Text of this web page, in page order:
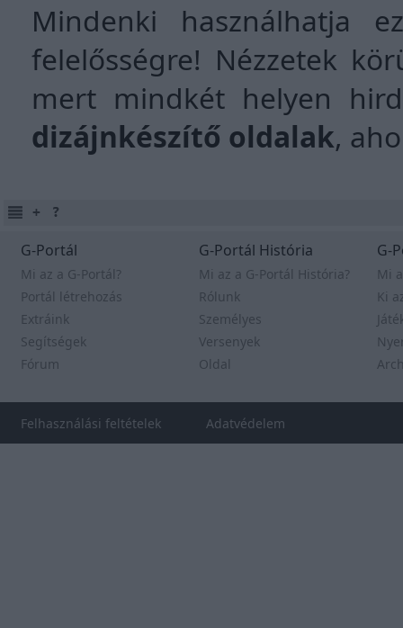
Mindenki használhatja
felelősségre! Nézzetek
mert mindkét helyen
dizájnkészítő oldalak,
G-Portál
Mi az a G-Portál?
Portál létrehozás
Extráink
Segítségek
Fórum
G-Portál História
Mi az a G-Portál História?
Rólunk
Személyes
Versenyek
Oldal
G-
Mi
Ki
Felhasználási feltételek Adatvédelem